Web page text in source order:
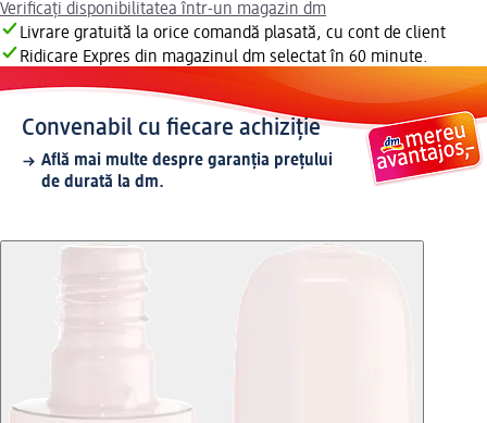
Verificați disponibilitatea într-un magazin dm
Livrare gratuită la orice comandă plasată, cu cont de client
Ridicare Expres din magazinul dm selectat în 60 minute.
Convenabil cu fiecare achiziție
Află mai multe despre garanția prețului
de durată la dm.